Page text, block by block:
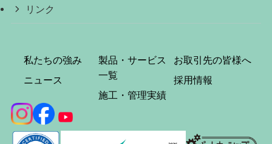
リンク
私たちの強み
ニュース
製品・サービス
一覧
施工・管理実績
お取引先の皆様へ
採用情報